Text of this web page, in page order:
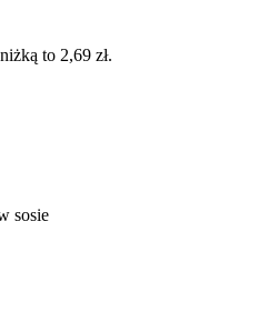
to 2,69 zł.
sosie